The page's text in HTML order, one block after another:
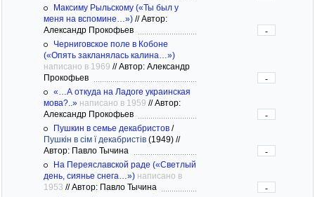
Максиму Рыльскому («Ты был у
меня на вспомине…») //Автор:
Александр Прокофьев
-
Черниговское поле в Кобоне
(«Опять закланялась калина…»)
написано в 1969 //Автор: Александр
Прокофьев
-
«…А откуда на Ладоге украинская
мова?..» написано в 1959 //Автор:
Александр Прокофьев
-
Пушкин в семье декабристов /
Пушкін в сім ї декабристів (1949) //
Автор: Павло Тычина
-
На Переяславской раде («Светлый
день, сиянье снега…») написано в
1953 //Автор: Павло Тычина
-